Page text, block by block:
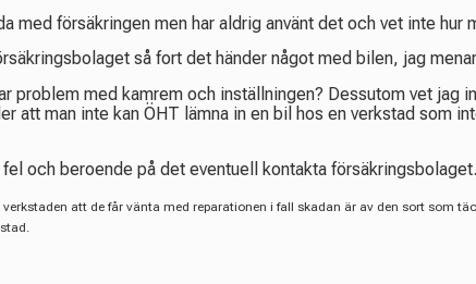
med försäkringen men har aldrig använt det och vet inte hur
så fort det händer något med bilen, jag
problem med kamrem och inställningen? Dessutom vet
att man inte kan ÖHT lämna in en bil hos en verkstad som
och beroende på det eventuell kontakta försäkringsbolaget.
att de får vänta med reparationen i fall skadan är av den sort som